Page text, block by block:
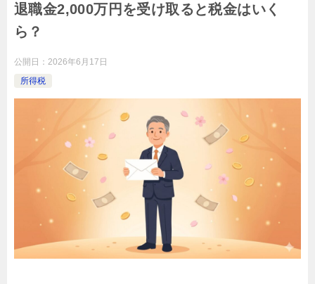
退職金2,000万円を受け取ると税金はいく
ら？
公開日： 2026年6月17日
所得税